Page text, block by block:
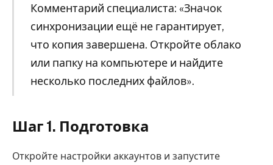
Комментарий специалиста: «Значок
синхронизации ещё не гарантирует,
что копия завершена. Откройте облако
или папку на компьютере и найдите
несколько последних файлов».
Шаг 1. Подготовка
Откройте настройки аккаунтов и запустите